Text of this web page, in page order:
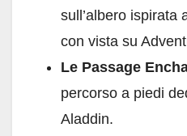
sull’albero ispirata
con vista su
Le Passage
percorso a piedi
Aladdin.